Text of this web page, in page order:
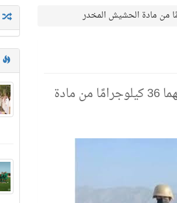
حرس الحدود بعسير يقبض على مخالفين لنظام أمن الحدود لتهريبهما 36 كيلوجرامًا من مادة